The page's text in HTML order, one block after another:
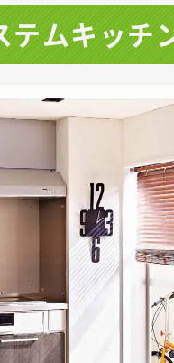
テムキッチ